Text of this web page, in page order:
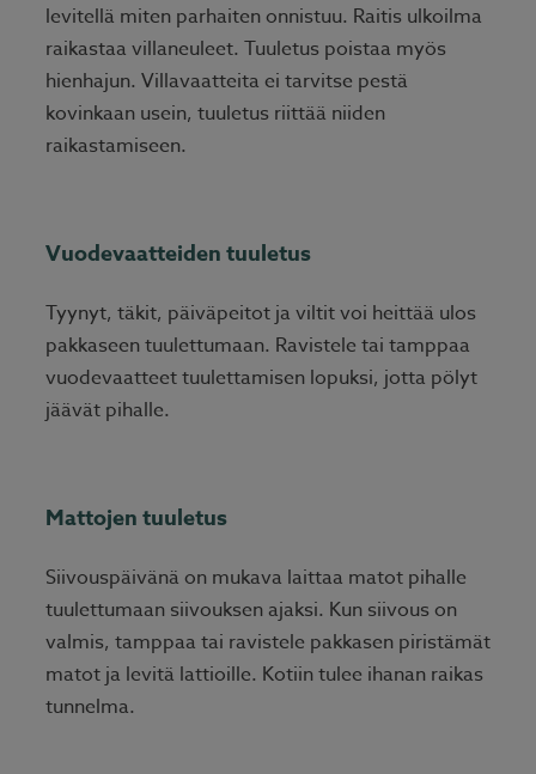
levitellä miten parhaiten onnistuu. Raitis ulkoilma
raikastaa villaneuleet. Tuuletus poistaa myös
hienhajun. Villavaatteita ei tarvitse pestä
kovinkaan usein, tuuletus riittää niiden
raikastamiseen.
Vuodevaatteiden tuuletus
Tyynyt, täkit, päiväpeitot ja viltit voi heittää ulos
pakkaseen tuulettumaan. Ravistele tai tamppaa
vuodevaatteet tuulettamisen lopuksi, jotta pölyt
jäävät pihalle.
Mattojen tuuletus
Siivouspäivänä on mukava laittaa matot pihalle
tuulettumaan siivouksen ajaksi. Kun siivous on
valmis, tamppaa tai ravistele pakkasen piristämät
matot ja levitä lattioille. Kotiin tulee ihanan raikas
tunnelma.